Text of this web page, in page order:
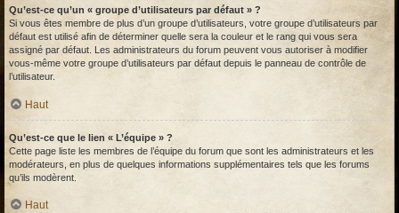
Qu’est-ce qu’un « groupe d’utilisateurs par défaut » ?
Si vous êtes membre de plus d’un groupe d’utilisateurs, votre groupe d’utilisateurs par
défaut est utilisé afin de déterminer quelle sera la couleur et le rang qui vous sera
assigné par défaut. Les administrateurs du forum peuvent vous autoriser à modifier
vous-même votre groupe d’utilisateurs par défaut depuis le panneau de contrôle de
l’utilisateur.
Haut
Qu’est-ce que le lien « L’équipe » ?
Cette page liste les membres de l’équipe du forum que sont les administrateurs et les
modérateurs, en plus de quelques informations supplémentaires tels que les forums
qu’ils modèrent.
Haut